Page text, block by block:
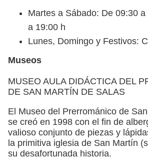
Martes a Sábado: De 09:30
a 19:00 h
Lunes, Domingo y Festivos:
Museos
MUSEO AULA DIDÁCTICA DEL
DE SAN MARTÍN DE SALAS
El Museo del Prerrománico de
se creó en 1998 con el fin de
valioso conjunto de piezas y
la primitiva iglesia de San Martín
su desafortunada historia.